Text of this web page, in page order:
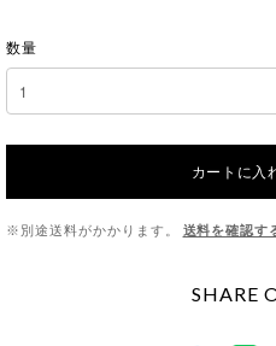
数量
カートに入
※別途送料がかかります。 送料を確認す
SHARE